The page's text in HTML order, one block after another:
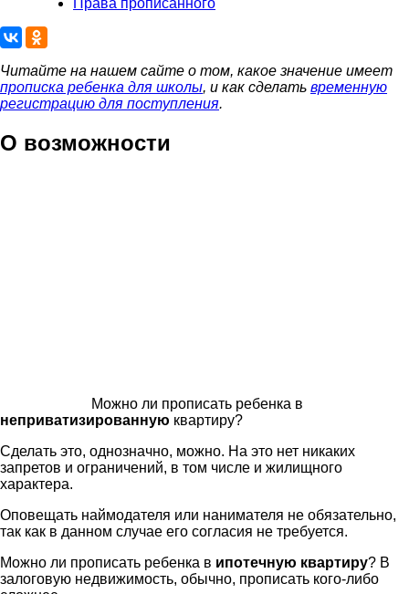
Читайте на нашем сайте о том, какое значение имеет
прописка ребенка для школы, и как сделать временную
регистрацию для поступления.
О возможности
Можно ли прописать ребенка в
неприватизированную квартиру?
Сделать это, однозначно, можно. На это нет никаких
запретов и ограничений, в том числе и жилищного
характера.
Оповещать наймодателя или нанимателя не обязательно,
так как в данном случае его согласия не требуется.
Можно ли прописать ребенка в ипотечную квартиру? В
залоговую недвижимость, обычно, прописать кого-либо